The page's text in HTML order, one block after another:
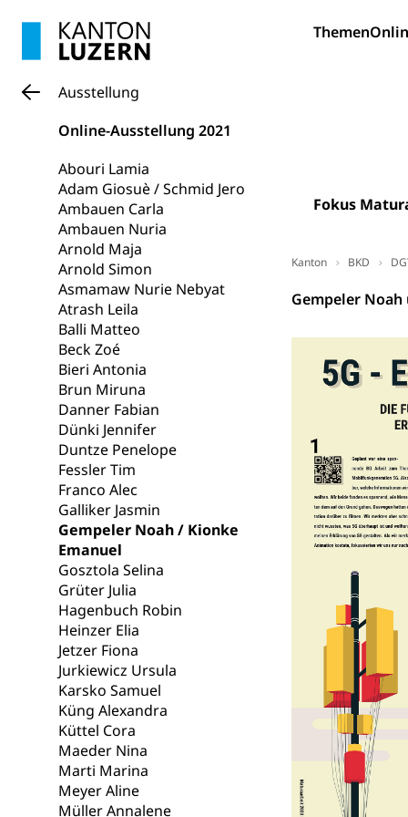
Themen
Fokus
Ausstellung
Online-Ausstellung 2021
Abouri Lamia
Adam Giosuè / Schmid Jero
Ambauen Carla
Ambauen Nuria
Arnold Maja
Arnold Simon
Asmamaw Nurie Nebyat
Atrash Leila
Balli Matteo
Beck Zoé
Bieri Antonia
Brun Miruna
Danner Fabian
Dünki Jennifer
Duntze Penelope
Fessler Tim
Franco Alec
Galliker Jasmin
Gempeler Noah / Kionke
Emanuel
Gosztola Selina
Grüter Julia
Hagenbuch Robin
Heinzer Elia
Jetzer Fiona
Jurkiewicz Ursula
Karsko Samuel
Küng Alexandra
Küttel Cora
Maeder Nina
Marti Marina
Meyer Aline
Müller Annalene
Kanton BKD
Gempeler Noah
Kindergarten,
Erschöpfung,
sichere
Soziale
Kranken-
Soziales
Sucht und